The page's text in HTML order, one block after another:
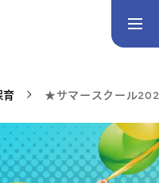
学童保育
育 ★サマースクール